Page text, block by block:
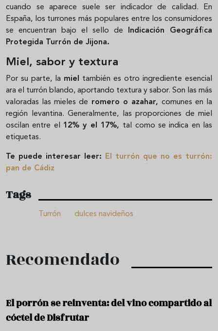
cuando se aparece suele ser indicador de calidad. En
España, los turrones más populares entre los consumidores
se encuentran bajo el sello de
Indicación Geográfica
Protegida Turrón de Jijona.
Miel, sabor y textura
Por su parte, la miel
también es otro ingrediente esencial
ara el turrón blando, aportando textura y sabor. Son las más
valoradas las mieles de romero o azahar, comunes en la
región levantina. Generalmente, las proporciones de miel
oscilan entre el 12% y el 17%, tal como se indica en las
etiquetas.
Te puede interesar leer:
El turrón que no es turrón:
pan de Cádiz
Tags
Turrón dulces navideños
Recomendado
El porrón se reinventa: del vino compartido al
cóctel de Disfrutar